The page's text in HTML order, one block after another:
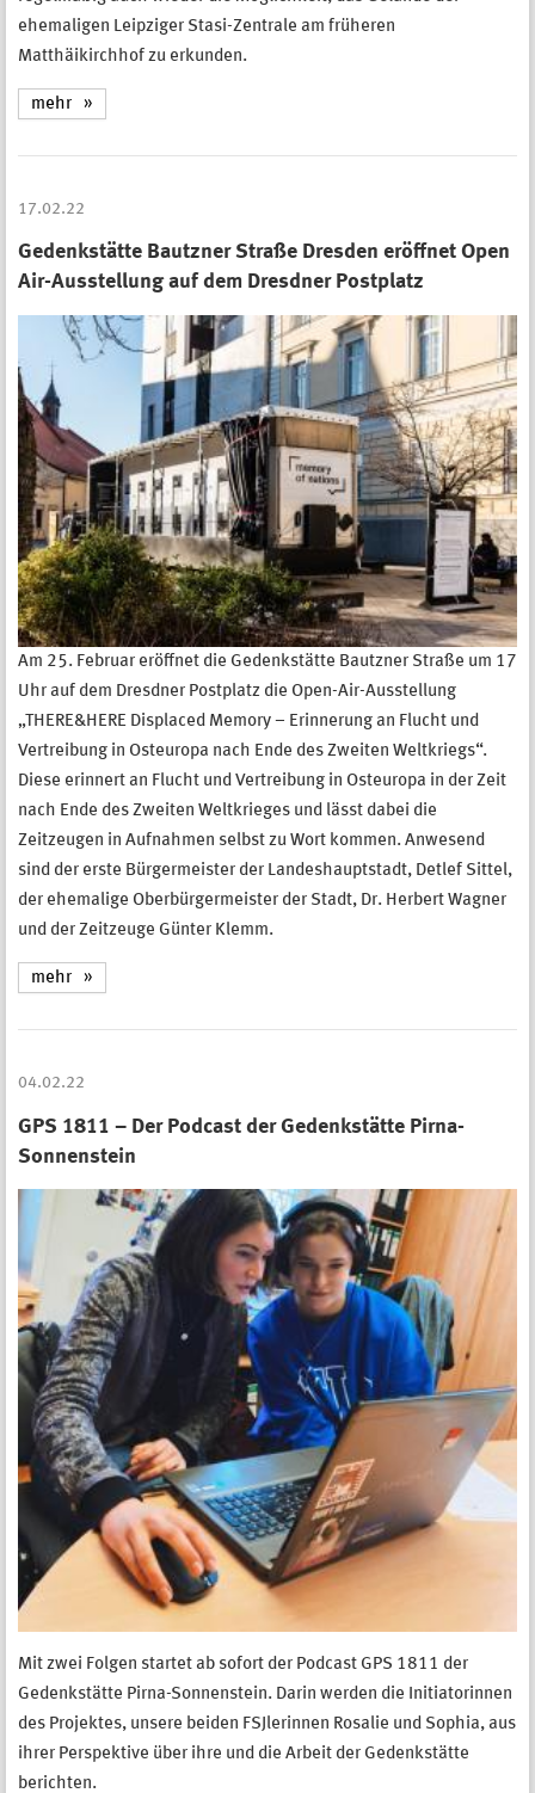
ehemaligen Leipziger Stasi-Zentrale am früheren
Matthäikirchhof zu erkunden.
mehr
17.02.22
Gedenkstätte Bautzner Straße Dresden eröffnet Open
Air-Ausstellung auf dem Dresdner Postplatz
Am 25. Februar eröffnet die Gedenkstätte Bautzner Straße um 17
Uhr auf dem Dresdner Postplatz die Open-Air-Ausstellung
„THERE&HERE Displaced Memory – Erinnerung an Flucht und
Vertreibung in Osteuropa nach Ende des Zweiten Weltkriegs“.
Diese erinnert an Flucht und Vertreibung in Osteuropa in der Zeit
nach Ende des Zweiten Weltkrieges und lässt dabei die
Zeitzeugen in Aufnahmen selbst zu Wort kommen. Anwesend
sind der erste Bürgermeister der Landeshauptstadt, Detlef Sittel,
der ehemalige Oberbürgermeister der Stadt, Dr. Herbert Wagner
und der Zeitzeuge Günter Klemm.
mehr
04.02.22
GPS 1811 – Der Podcast der Gedenkstätte Pirna-
Sonnenstein
Mit zwei Folgen startet ab sofort der Podcast GPS 1811 der
Gedenkstätte Pirna-Sonnenstein. Darin werden die Initiatorinnen
des Projektes, unsere beiden FSJlerinnen Rosalie und Sophia, aus
ihrer Perspektive über ihre und die Arbeit der Gedenkstätte
berichten.